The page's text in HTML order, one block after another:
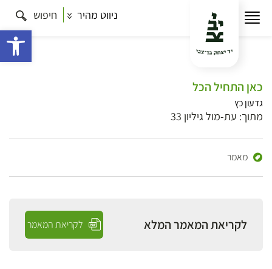
ניווט מהיר חיפוש
כאן התחיל הכל
גדעון כץ
מתוך: עת-מול גיליון 33
מאמר
לקריאת המאמר המלא לקריאת המאמר